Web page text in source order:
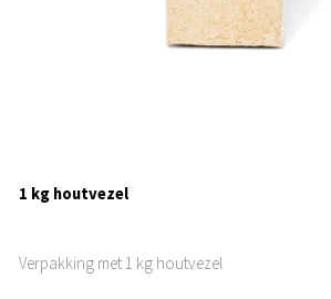
1 kg houtvezel
Verpakking met 1 kg houtvezel